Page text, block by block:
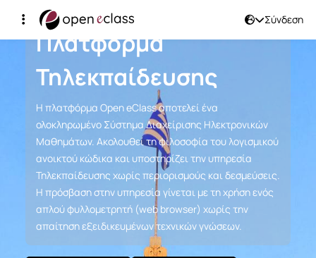
Σύνδεση
Αρχική Σελίδα
Πλατφόρμα
Τηλεκπαίδευσης
Η πλατφόρμα Open eClass αποτελεί ένα
ολοκληρωμένο Σύστημα Διαχείρισης Ηλεκτρονικών
Μαθημάτων. Ακολουθεί τη φιλοσοφία του λογισμικού
ανοικτού κώδικα και υποστηρίζει την υπηρεσία
Τηλεκπαίδευσης χωρίς περιορισμούς και δεσμεύσεις.
Η πρόσβαση στην υπηρεσία γίνεται με τη χρήση ενός
απλού φυλλομετρητή (web browser) χωρίς την
απαίτηση εξειδικευμένων τεχνικών γνώσεων.